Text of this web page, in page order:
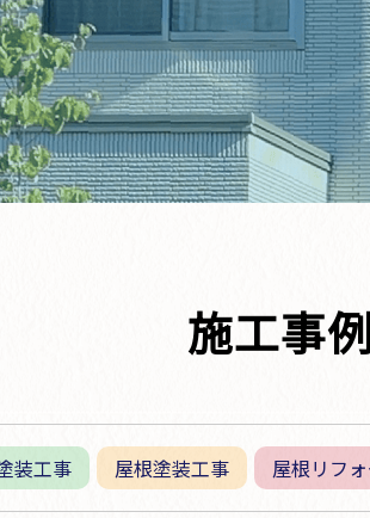
施工事
装工事 屋根塗装工事 屋根リフ